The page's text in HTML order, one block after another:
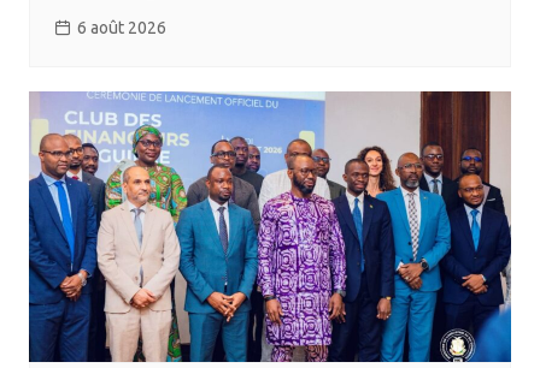
6 août 2026